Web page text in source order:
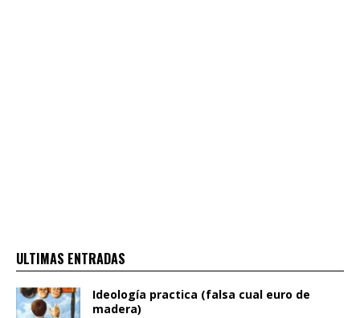
ULTIMAS ENTRADAS
Ideología practica (falsa cual euro de
madera)